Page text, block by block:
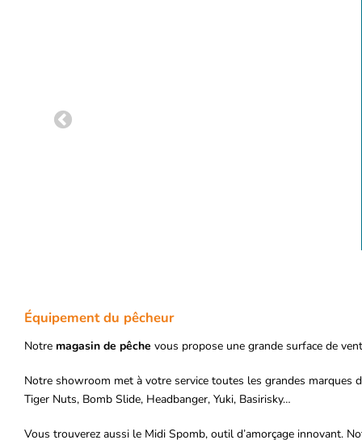
Équipement du pêcheur
Notre magasin de pêche vous propose une grande surface de
Notre showroom met à votre service toutes les grandes marques
Tiger Nuts, Bomb Slide, Headbanger, Yuki, Basirisky…
Vous trouverez aussi le Midi Spomb, outil d’amorçage innovant.